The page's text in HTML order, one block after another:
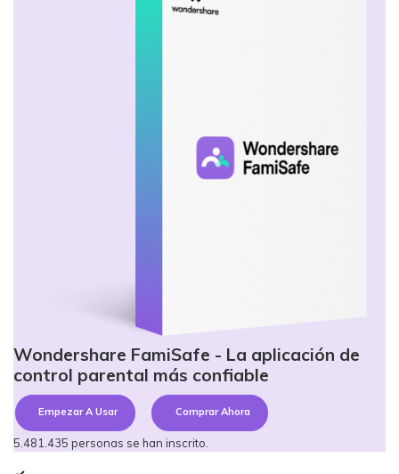
Wondershare FamiSafe - La aplicación de
control parental más confiable
Empezar A Usar Comprar Ahora
5.481.435 personas se han inscrito.